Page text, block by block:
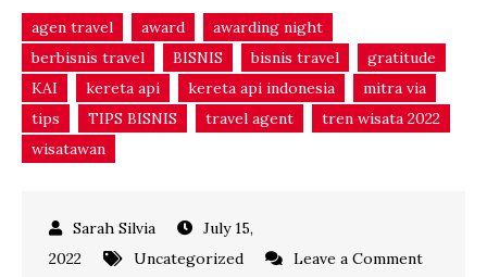
agen travel award
awarding night
berbisnis travel
BISNIS bisnis travel
gratitude
KAI
kereta api kereta api indonesia
mitra via
tips
TIPS BISNIS travel agent
tren wisata 2022
wisatawan
July 15,
2022
Uncategorized
Leave a Comment